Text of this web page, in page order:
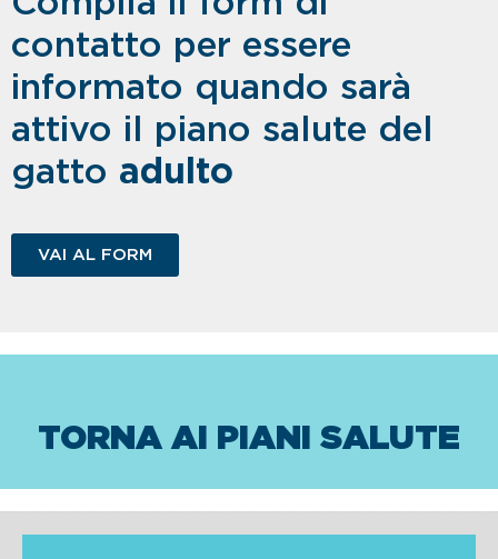
contatto per essere
informato quando sarà
attivo il piano salute del
gatto adulto
VAI AL FORM
TORNA AI PIANI SALUTE